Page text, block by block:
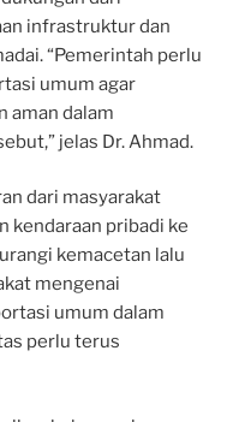
infrastruktur dan
“Pemerintah perlu
umum agar
aman dalam
jelas Dr. Ahmad.
dari masyarakat
kendaraan pribadi ke
kemacetan lalu
mengenai
umum dalam
perlu terus